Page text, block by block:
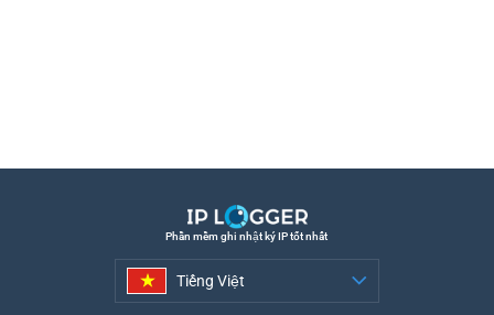
Phần mềm ghi nhật ký IP tốt nhất
Tiếng Việt